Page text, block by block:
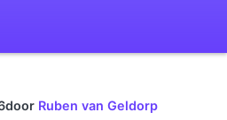
door Ruben van Geldorp